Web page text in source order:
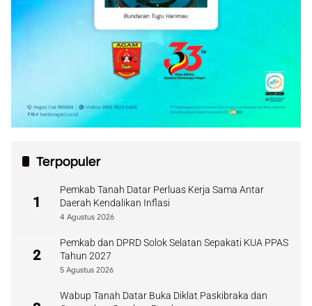
Terpopuler
1
Pemkab Tanah Datar Perluas Kerja Sama Antar
Daerah Kendalikan Inflasi
4 Agustus 2026
2
Pemkab dan DPRD Solok Selatan Sepakati KUA PPAS
Tahun 2027
5 Agustus 2026
Wabup Tanah Datar Buka Diklat Paskibraka dan